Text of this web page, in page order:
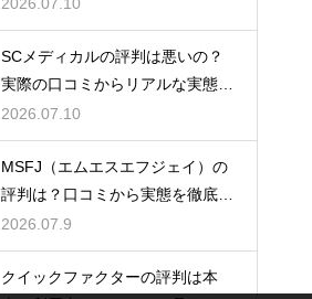
2026.07.10
SCメディカルの評判は悪いの？
実際の口コミからリアルな実態を
検証
2026.07.10
MSFJ（エムエスエフジェイ）の
評判は？口コミから実態を徹底検
証
2026.07.9
クイックファクターの評判は本